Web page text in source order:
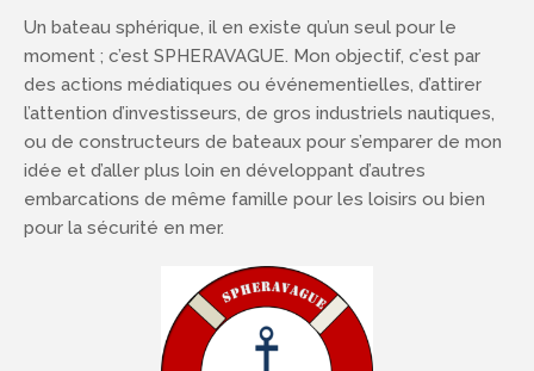
Un bateau sphérique, il en existe qu’un seul pour le
moment ; c’est SPHERAVAGUE. Mon objectif, c’est par
des actions médiatiques ou événementielles, d’attirer
l’attention d’investisseurs, de gros industriels nautiques,
ou de constructeurs de bateaux pour s’emparer de mon
idée et d’aller plus loin en développant d’autres
embarcations de même famille pour les loisirs ou bien
pour la sécurité en mer.